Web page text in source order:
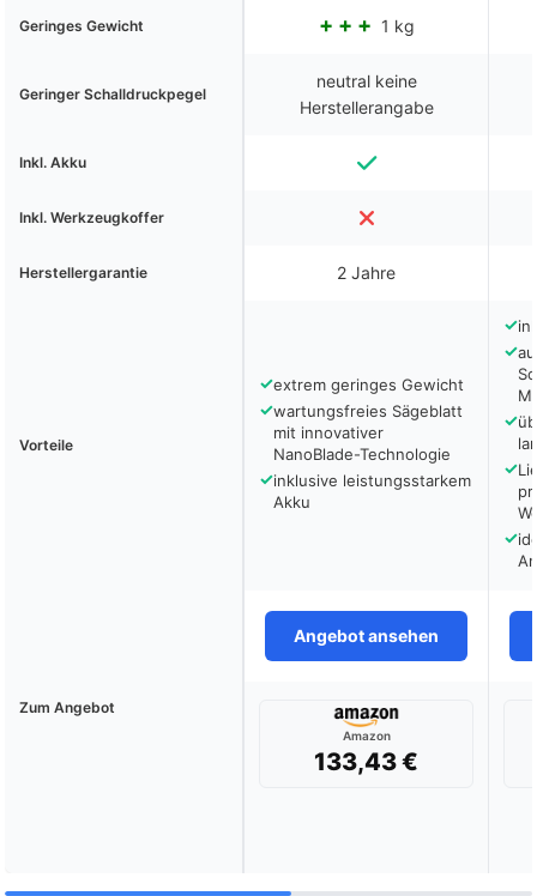
Geringes Gewicht 1 kg
Geringer Schalldruckpegel
neutral keine
Herstellerangabe
Inkl. Akku
Inkl. Werkzeugkoffer
Herstellergarantie 2 Jahre
Vorteile
✓extrem geringes Gewicht
✓wartungsfreies Sägeblatt
mit innovativer
NanoBlade-Technologie
✓inklusive leistungsstarkem
Akku
✓
✓
✓
✓
✓
Angebot ansehen
Zum Angebot
Amazon
133,43 €